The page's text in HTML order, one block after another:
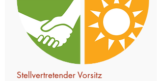
Stellvertretender Vorsitz